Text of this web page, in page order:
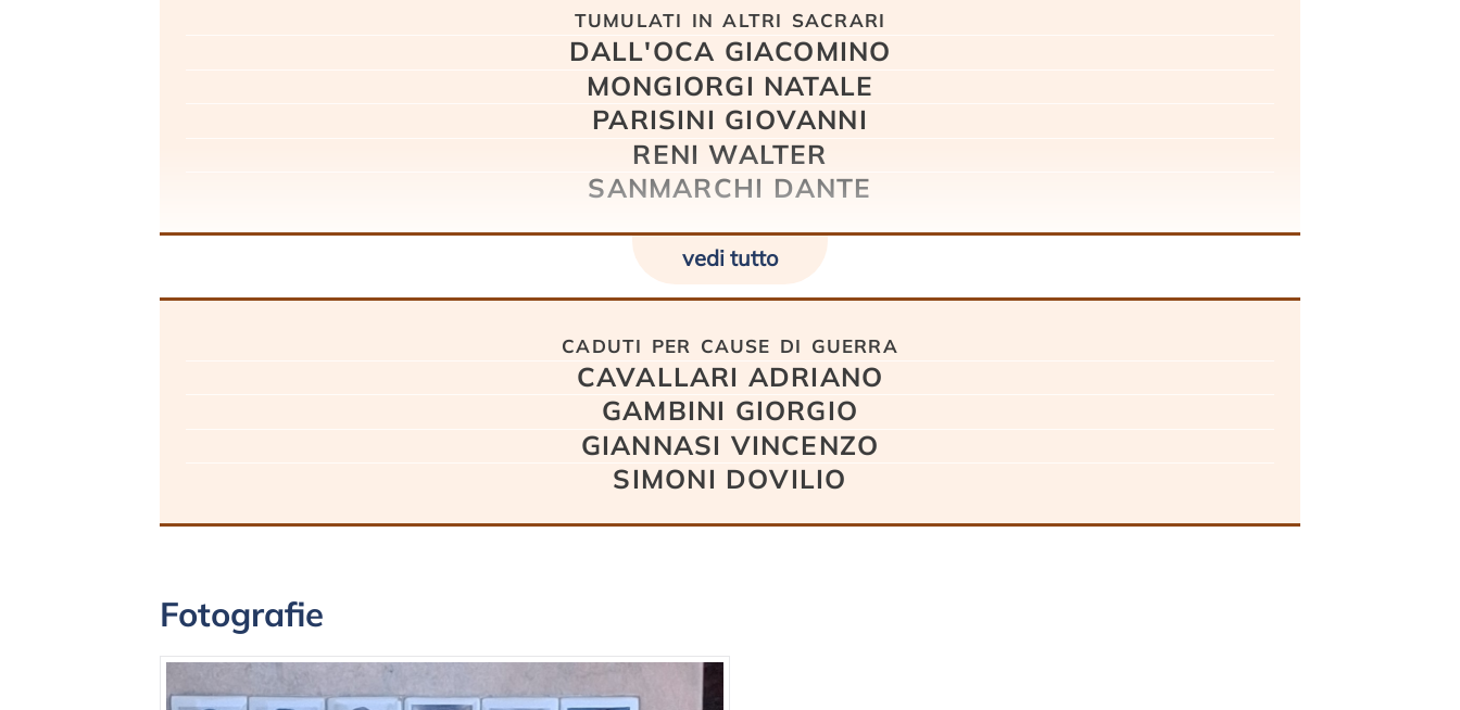
tumulati in altri sacrari
DALL'OCA GIACOMINO
MONGIORGI NATALE
PARISINI GIOVANNI
RENI WALTER
SANMARCHI DANTE
vedi tutto
caduti per cause di guerra
CAVALLARI ADRIANO
GAMBINI GIORGIO
GIANNASI VINCENZO
SIMONI DOVILIO
Fotografie